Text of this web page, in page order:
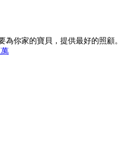
你家的寶貝，提供最好的照顧。